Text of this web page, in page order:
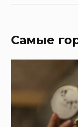
Самые